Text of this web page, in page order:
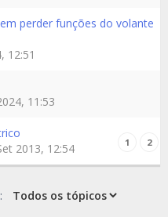
perder funções do volante
12:51
11:53
1 2
2013, 12:54